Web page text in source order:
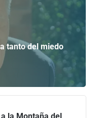
tanto del miedo